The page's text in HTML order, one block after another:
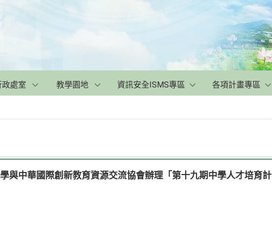
政處室 教學園地 資訊安全ISMS專區 各項計畫專區
與中華國際創新教育資源交流協會辦理「第十九期中學人才培育計